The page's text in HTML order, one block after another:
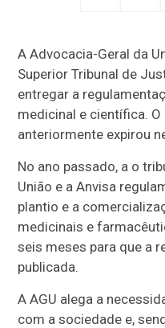
A Advocacia-Geral da
Superior Tribunal de
entregar a
medicinal e científica.
anteriormente expirou
No ano passado, a o
União e a Anvisa
plantio e a
medicinais e
seis meses para que a
publicada.
A AGU alega a
com a sociedade e,